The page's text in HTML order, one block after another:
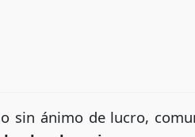
sin ánimo de lucro,